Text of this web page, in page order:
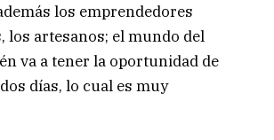
los emprendedores
los artesanos; el mundo del
va a tener la oportunidad de
días, lo cual es muy